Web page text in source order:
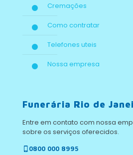
Cremações
Como contratar
Telefones uteis
Nossa empresa
Funerária Rio de
Entre em contato com nossa
sobre os serviços oferecidos.
0800 000 8995